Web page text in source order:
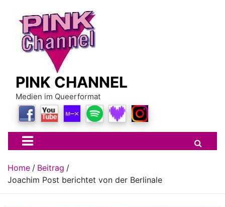
content
PINK CHANNEL
Medien im Queerformat
Home
Beitrag
Joachim Post berichtet von der Berlinale